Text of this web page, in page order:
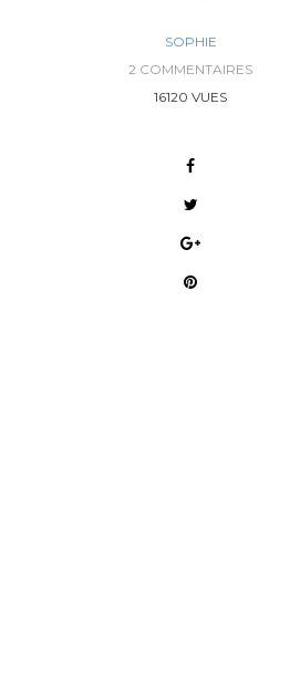
SOPHIE
2 COMMENTAIRES
16120 VUES